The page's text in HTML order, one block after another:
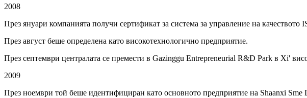
2008
През януари компанията получи сертификат за система за управление на качеството
През август беше определена като високотехнологично предприятие.
През септември централата се премести в Gazinggu Entrepreneurial R&D Park в Xi'
2009
През ноември той беше идентифициран като основното предприятие на Shaanxi Sme